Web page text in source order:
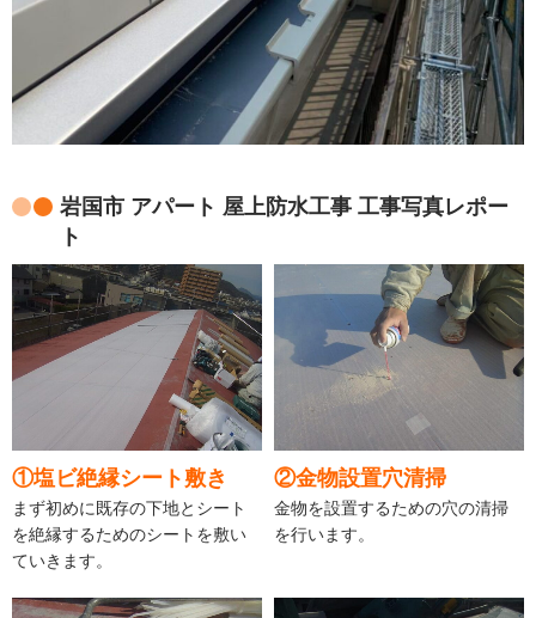
岩国市 アパート 屋上防水工事 工事写真レポー
ト
①塩ビ絶縁シート敷き
まず初めに既存の下地とシート
を絶縁するためのシートを敷い
ていきます。
②金物設置穴清掃
金物を設置するための穴の清掃
を行います。